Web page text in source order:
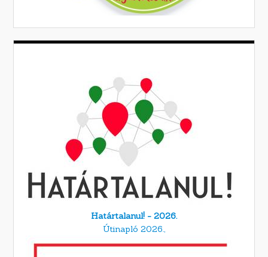
Határtalanul! - 2026.
Útinapló 2026.,